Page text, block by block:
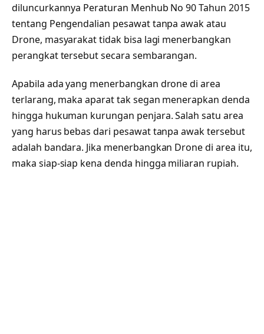
diluncurkannya Peraturan Menhub No 90 Tahun 2015
tentang Pengendalian pesawat tanpa awak atau
Drone, masyarakat tidak bisa lagi menerbangkan
perangkat tersebut secara sembarangan.
Apabila ada yang menerbangkan drone di area
terlarang, maka aparat tak segan menerapkan denda
hingga hukuman kurungan penjara. Salah satu area
yang harus bebas dari pesawat tanpa awak tersebut
adalah bandara. Jika menerbangkan Drone di area itu,
maka siap-siap kena denda hingga miliaran rupiah.